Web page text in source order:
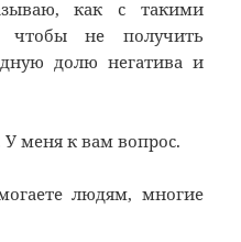
как с такими
чтобы не получить
долю негатива и
меня к вам вопрос.
людям, многие